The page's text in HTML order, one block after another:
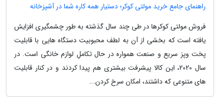
راهنمای جامع خرید مولتی کوکر؛ دستیار همه کاره شما در آشپزخانه
فروش مولتی کوکرها در طی چند سال گذشته به طور چشمگیری افزایش
یافته است که بخشی از آن به لطف محبوبیت دستگاه هایی با قابلیت
پخت وپز سریع و صنعت همواره در حال تکاملِ لوازم خانگی است. در
سال 2020، این کالا پیشرفت بیشتری هم پیدا کردند و در کنار قابلیت
های متنوعی که داشتند، امکان سرخ کردن...